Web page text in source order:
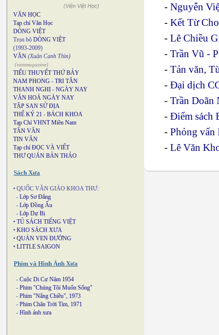
(Viện Việt Học)
VĂN HỌC
Tạp chí Văn Học
DÒNG VIỆT
Trọn bộ DÒNG VIỆT
(1993-2009)
VĂN (Xuân Canh Thìn)
(vanmagazine)
TIỂU THUYẾT THỨ BẢY
NAM PHONG - TRI TÂN
THANH NGHỊ - NGÀY NAY
VĂN HOÁ NGÀY NAY
TẬP SAN SỬ ĐỊA
THẾ KỶ 21 - BÁCH KHOA
Tạp Chí VHNT Miền Nam
TÂN VĂN
TIN VĂN
Tạp chí ĐỌC VÀ VIẾT
THƯ QUÁN BẢN THẢO
Sách Xưa
• QUỐC VĂN GIÁO KHOA THƯ:
- Lớp Sơ Đẳng
- Lớp Đồng Ấu
- Lớp Dự Bị
• TỦ SÁCH TIẾNG VIỆT
• KHO SÁCH XƯA
• QUÁN VEN ĐƯỜNG
• LITTLE SAIGON
Phim và Hình Ảnh Xưa
- Cuộc Di Cư Năm 1954
- Phim "Chúng Tôi Muốn Sống"
- Phim "Nắng Chiều", 1973
- Phim Chân Trời Tím, 1971
- Hình ảnh xưa
-Nguyễn
-Kết Từ
-Lê Chiều
-Trần Vũ -
-Tản văn,
-Đại dịch
-Trần Doãn
-Điểm sách
-Phỏng vấn
-Lê Văn